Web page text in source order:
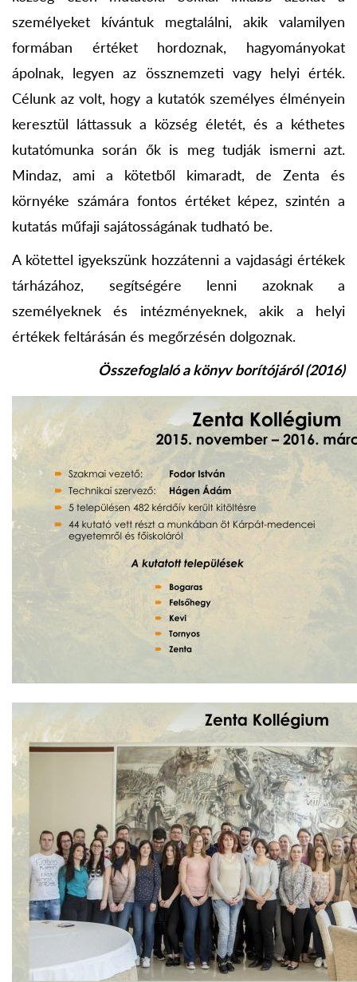
személyeket kívántuk megtalálni, akik valamilyen
formában értéket hordoznak, hagyományokat
ápolnak, legyen az össznemzeti vagy helyi érték.
Célunk az volt, hogy a kutatók személyes élményein
keresztül láttassuk a község életét, és a kéthetes
kutatómunka során ők is meg tudják ismerni azt.
Mindaz, ami a kötetből kimaradt, de Zenta és
környéke számára fontos értéket képez, szintén a
kutatás műfaji sajátosságának tudható be.
A kötettel igyekszünk hozzátenni a vajdasági értékek
tárházához, segítségére lenni azoknak a
személyeknek és intézményeknek, akik a helyi
értékek feltárásán és megőrzésén dolgoznak.
Összefoglaló a könyv borítójáról (2016)